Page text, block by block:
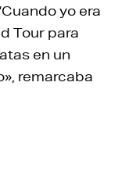
yo era
Tour para
en un
remarcaba